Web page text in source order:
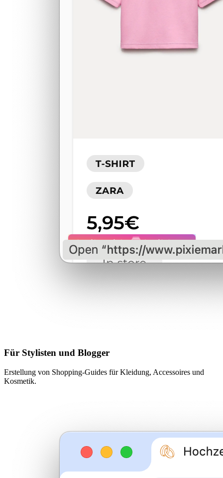
Für Stylisten und Blogger
Erstellung von Shopping-Guides für Kleidung, Accessoires und
Kosmetik.